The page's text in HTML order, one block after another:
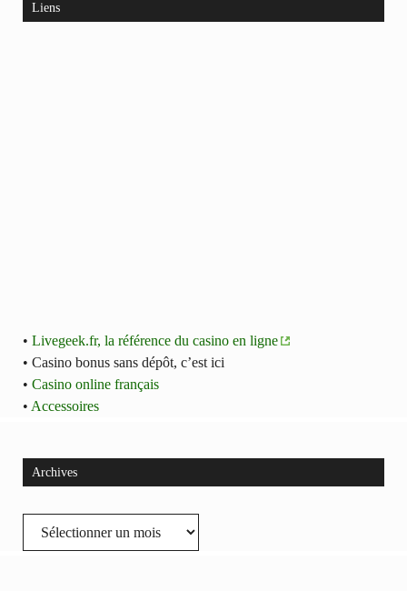
Liens
• Livegeek.fr, la référence du casino en ligne
• Casino bonus sans dépôt, c’est ici
• Casino online français
• Accessoires
Archives
Archives